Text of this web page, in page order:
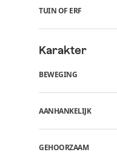
TUIN OF ERF
Karakter
BEWEGING
AANHANKELIJK
GEHOORZAAM